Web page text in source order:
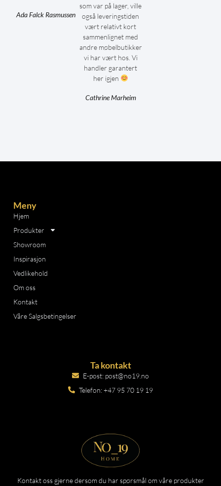
Ada Falck Rasmussen
som var på lager, ville
også leveringstiden
vært relativt kort
sammenlignet med
andre møbelbutikker
vi har vært hos. Vi
handler garantert
her igjen
Cathrine Marheim
Kontakt oss gjerne dersom du har spørsmål om våre produkter
Meny
Hjem
Produkter
Showroom
Inspirasjon
Vedlikehold
Om oss
Kontakt
Våre Salgsbetingelser
Ta kontakt
E-post: post@no19.no
Telefon: +47 95 70 19 19